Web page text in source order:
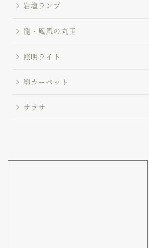
岩塩ランプ
龍・鳳凰の丸玉
照明ライト
綿カーペット
サラサ